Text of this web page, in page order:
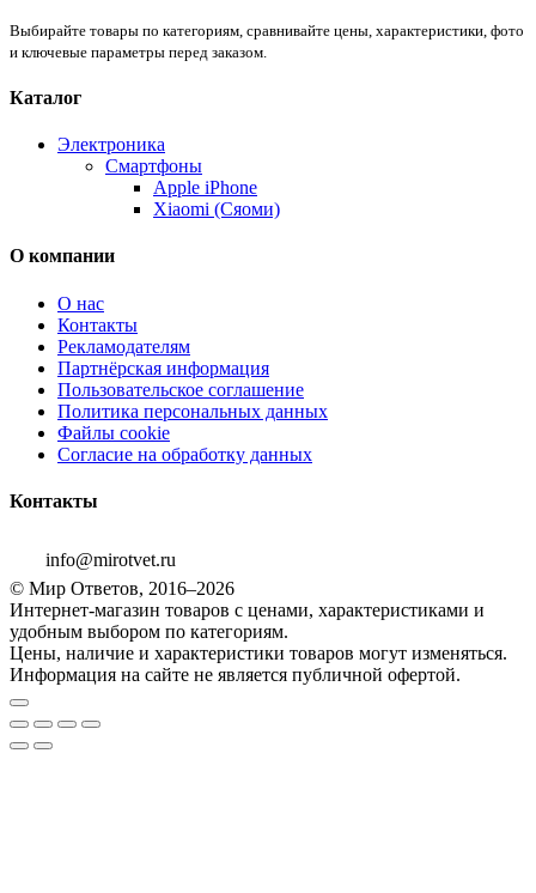
Выбирайте товары по категориям, сравнивайте цены, характеристики, фото
и ключевые параметры перед заказом.
Каталог
Электроника
Смартфоны
Apple iPhone
Xiaomi (Сяоми)
О компании
О нас
Контакты
Рекламодателям
Партнёрская информация
Пользовательское соглашение
Политика персональных данных
Файлы cookie
Согласие на обработку данных
Контакты
info@mirotvet.ru
© Мир Ответов, 2016–2026
Интернет-магазин товаров с ценами, характеристиками и
удобным выбором по категориям.
Цены, наличие и характеристики товаров могут изменяться.
Информация на сайте не является публичной офертой.